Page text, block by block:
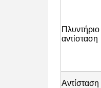
Πλυντήριο
αντίσταση